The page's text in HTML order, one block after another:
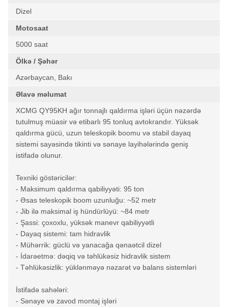
Dizel
Motosaat
5000 saat
Ölkə / Şəhər
Azərbaycan, Bakı
Əlavə məlumat
XCMG QY95KH ağır tonnajlı qaldırma işləri üçün nəzərdə
tutulmuş müasir və etibarlı 95 tonluq avtokrandır. Yüksək
qaldırma gücü, uzun teleskopik boomu və stabil dayaq
sistemi sayəsində tikinti və sənaye layihələrində geniş
istifadə olunur.
Texniki göstəricilər:
- Maksimum qaldırma qabiliyyəti: 95 ton
- Əsas teleskopik boom uzunluğu: ~52 metr
- Jib ilə maksimal iş hündürlüyü: ~84 metr
- Şassi: çoxoxlu, yüksək manevr qabiliyyətli
- Dayaq sistemi: tam hidravlik
- Mühərrik: güclü və yanacağa qənaətcil dizel
- İdarəetmə: dəqiq və təhlükəsiz hidravlik sistem
- Təhlükəsizlik: yüklənməyə nəzarət və balans sistemləri
İstifadə sahələri:
- Sənaye və zavod montaj işləri